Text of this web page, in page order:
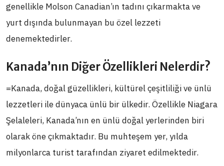
genellikle Molson Canadian’ın tadını çıkarmakta ve
yurt dışında bulunmayan bu özel lezzeti
denemektedirler.
Kanada’nın Diğer Özellikleri Nelerdir?
=Kanada, doğal güzellikleri, kültürel çeşitliliği ve ünlü
lezzetleri ile dünyaca ünlü bir ülkedir. Özellikle Niagara
Şelaleleri, Kanada’nın en ünlü doğal yerlerinden biri
olarak öne çıkmaktadır. Bu muhteşem yer, yılda
milyonlarca turist tarafından ziyaret edilmektedir.